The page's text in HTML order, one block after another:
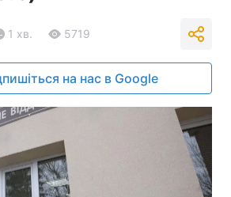
1 хв. 5719
на нас в Google